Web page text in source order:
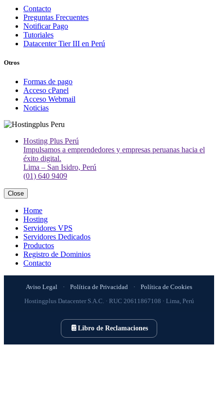
Contacto
Preguntas Frecuentes
Notificar Pago
Tutoriales
Datacenter Tier III en Perú
Otros
Formas de pago
Acceso cPanel
Acceso Webmail
Noticias
Hosting Plus Perú
Impulsamos a emprendedores y empresas peruanas hacia el
éxito digital.
Lima – San Isidro, Perú
(01) 640 9409
Close
Home
Hosting
Servidores VPS
Servidores Dedicados
Productos
Registro de Dominios
Contacto
Aviso Legal · Política de Privacidad ·
Política de Cookies
Hostingplus Datacenter S.A.C. · RUC 20611867108 · Lima, Perú
📔 Libro de Reclamaciones